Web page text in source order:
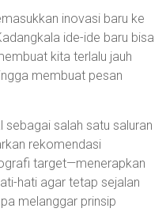
inovasi baru ke
ide-ide baru bisa
kita terlalu jauh
membuat pesan
salah satu saluran
rekomendasi
target—menerapkan
hati agar tetap sejalan
melanggar prinsip